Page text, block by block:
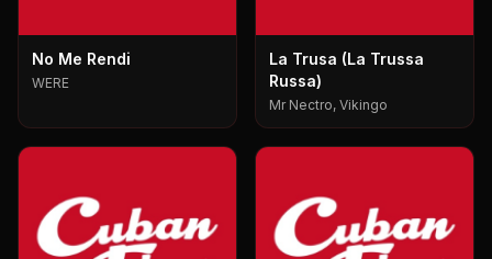
No Me Rendi
WERE
La Trusa (La Trussa
Russa)
Mr Nectro, Vikingo